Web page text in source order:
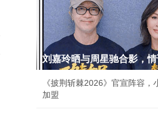
刘嘉玲晒与周星驰合影，
《披荆斩棘2026》官宣阵容，
加盟